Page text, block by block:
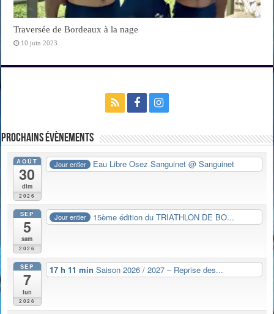
Traversée de Bordeaux à la nage
10 juin 2023
Prochains évènements
AOÛT
30
dim
2026
Jour entier Eau Libre Osez Sanguinet@ Sanguinet
SEP
5
sam
2026
Jour entier 15ème édition du TRIATHLON DE BO...
SEP
7
lun
2026
17 h 11 min Saison 2026 / 2027 – Reprise des...